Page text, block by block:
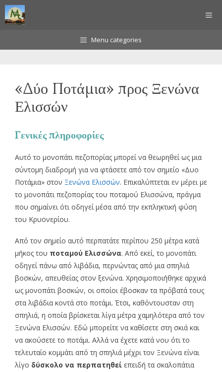
Μετάβαση
σε
Menu categories
«Δύο Ποτάμια» προς Ξενώνα
Ελισσών
Γενικές πληροφορίες
Αυτό το μονοπάτι πεζοπορίας μπορεί να θεωρηθεί ως μια
σύντομη διαδρομή για να φτάσετε από τον σημείο «Δυο
Ποτάμια» στον Ξενώνα Ελισσών. Επικαλύπτεται εν μέρει με
το μονοπάτι πεζοπορίας του ποταμού Ελισσώνα, πράγμα
που σημαίνει ότι οδηγεί μέσα από την εκπληκτική φύση
του Κρυονερίου.
Από τον σημείο αυτό περπατάτε περίπου 250 μέτρα κατά
μήκος του ποταμού Ελισσώνα. Από εκεί, το μονοπάτι
οδηγεί πάνω από λιβάδια, περνώντας από μια σπηλιά
βοσκών, απευθείας στον ξενώνα. Χρησιμοποιήθηκε αρχικά
ως μονοπάτι βοσκών, οι οποίοι έβοσκαν τα πρόβατά τους
στα λιβάδια κοντά στο ποτάμι. Έτσι, καθόντουσταν στη
σπηλιά, η οποία βρίσκεται λίγα μέτρα χαμηλότερα από τον
Ξενώνα Ελισσών. Εδώ μπορείτε να καθίσετε στη σκιά και
να ακούσετε το ποτάμι. Αλλά να έχετε κατά νου ότι το
τελευταίο κομμάτι από τη σπηλιά μέχρι τον Ξενώνα είναι
λίγο δύσκολο να περπατηθεί επειδή τα σκαλοπάτια